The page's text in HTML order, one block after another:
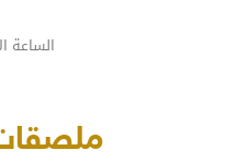
الساعة